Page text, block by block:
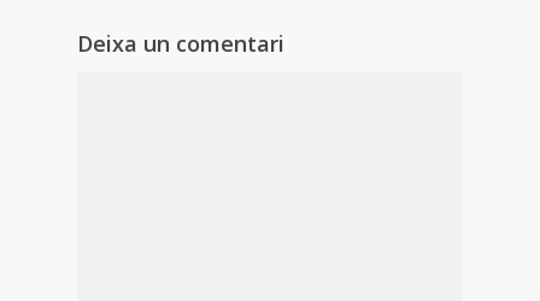
Deixa un comentari